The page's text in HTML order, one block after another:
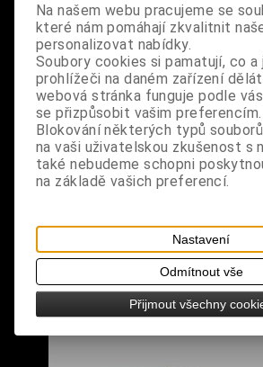
S výrobkem se také prodává
Na našem webu pracujeme se
které nám pomáhají zkvalitnit
personalizovat nabídky.
Soubory cookies si pamatují, co a
prohlížeči na daném zařízení
webová stránka funguje podle
se přizpůsobit vašim preferencím.
Blokování některých typů
na vaši uživatelskou zkušenost s
také nebudeme schopni
na základě vašich preferencí.
Nastavení
Odmítnout vše
Přijmout všechny